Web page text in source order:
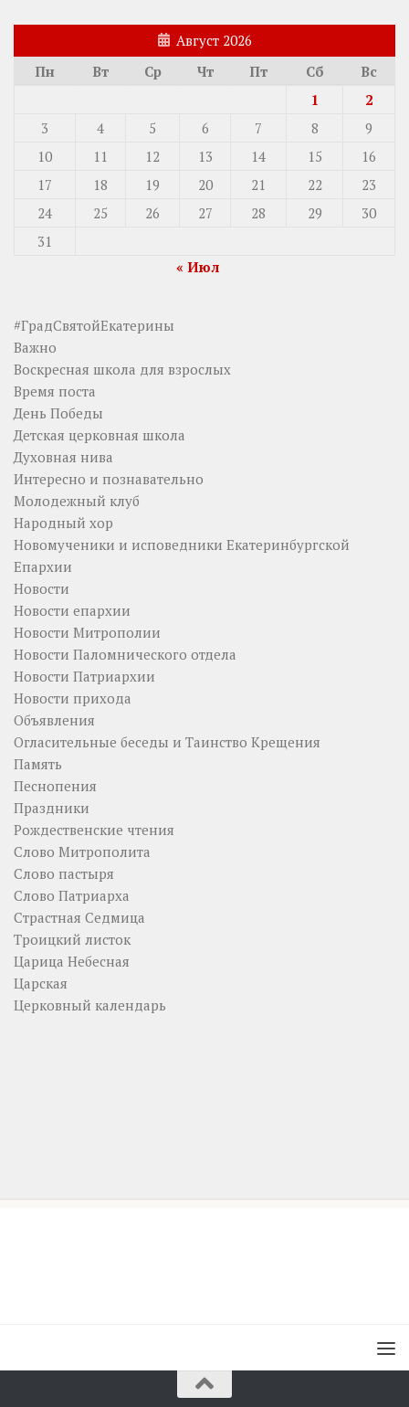
Август 2026
Пн
Вт Ср Чт Пт Сб
Вс
1
2
3
4 5 6 7 8
9
10
11 12 13 14 15
16
17
18 19 20 21 22
23
24
25 26 27 28 29
30
31
« Июл
#ГрадСвятойЕкатерины
Важно
Воскресная школа для взрослых
Время поста
День Победы
Детская церковная школа
Духовная нива
Интересно и познавательно
Молодежный клуб
Народный хор
Новомученики и исповедники Екатеринбургской
Епархии
Новости
Новости епархии
Новости Митрополии
Новости Паломнического отдела
Новости Патриархии
Новости прихода
Объявления
Огласительные беседы и Таинство Крещения
Память
Песнопения
Праздники
Рождественские чтения
Слово Митрополита
Слово пастыря
Слово Патриарха
Страстная Седмица
Троицкий листок
Царица Небесная
Царская
Церковный календарь